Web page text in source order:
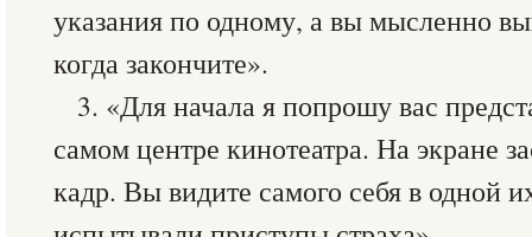
указания по одному, а вы мысленно
когда закончите».
3. «Для начала я попрошу вас
самом центре кинотеатра. На экране
кадр. Вы видите самого себя в одной